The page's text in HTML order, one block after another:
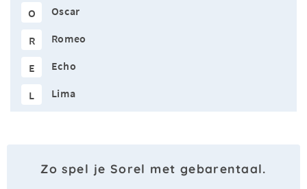
O Oscar
R Romeo
E Echo
L Lima
Zo spel je Sorel met gebarentaal.